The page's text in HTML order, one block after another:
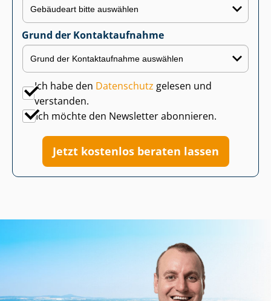
Grund der Kontaktaufnahme
Ich habe den Datenschutz gelesen und
verstanden.
Ich möchte den Newsletter abonnieren.
Jetzt kostenlos beraten lassen